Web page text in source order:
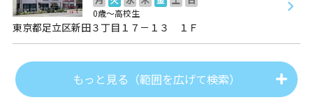
0歳～高校生
東京都足立区新田３丁目１７－１３ １Ｆ
もっと見る（範囲を広げて検索）